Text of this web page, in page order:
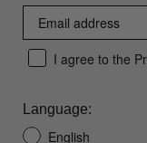
I agree to the
Language:
English